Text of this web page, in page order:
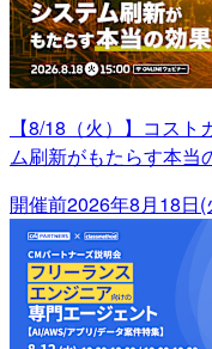
【8/18（火）】コス
ム刷新がもたらす本当
開催前2026年8月18日(